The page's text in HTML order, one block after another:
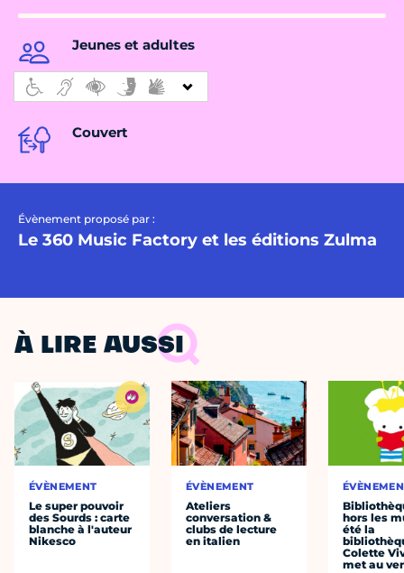
Jeunes et adultes
Couvert
Évènement proposé par :
Le 360 Music Factory et les éditions Zulma
À LIRE AUSSI
ÉVÈNEMENT
Le super pouvoir
des Sourds : carte
blanche à l'auteur
Nikesco
ÉVÈNEMENT
Ateliers
conversation &
clubs de lecture
en italien
hors les
été la
Colette
met au